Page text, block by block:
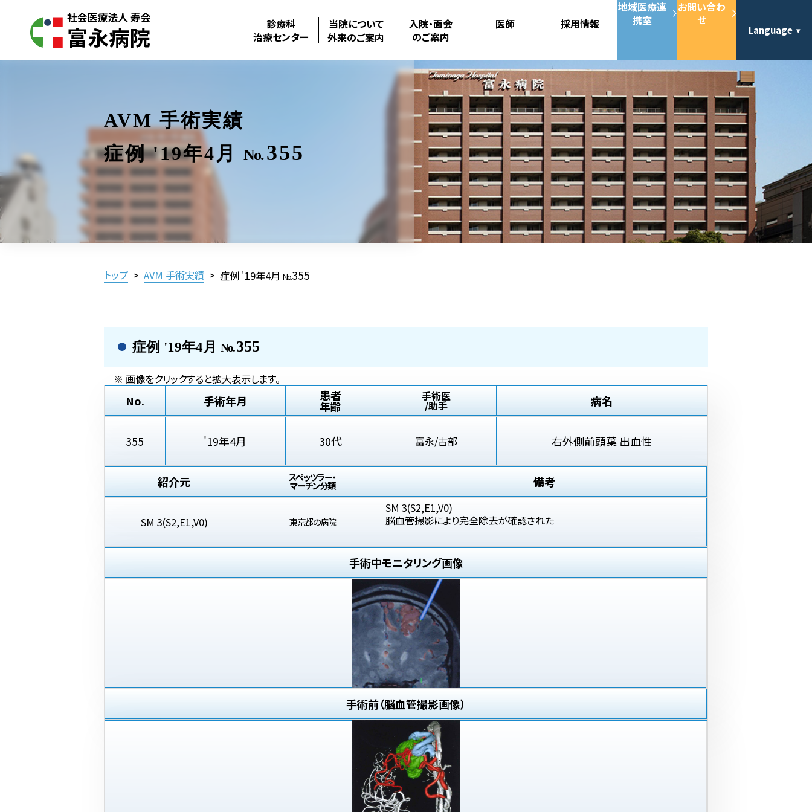
診療科
治療センター
当院について
外来のご案内
入院・面会
のご案内
医師 採用情報
地域医療連
携室
お問い合わ
せ
Language
AVM 手術実績
症例 '19年4月
No.355
トップ > AVM 手術実績 > 症例 '19年4月No.355
症例 '19年4月 No.355
※ 画像をクリックすると拡大表示します。
No. 手術年月 患者
年齢
手術医
/助手 病名
355 '19年4月 30代 富永/古部 右外側前頭葉 出血性
紹介元 スペッツラー・
マーチン分類 備考
SM 3(S2,E1,V0) 東京都の病院
SM 3(S2,E1,V0)
脳血管撮影により完全除去が確認された
手術中モニタリング画像
手術前（脳血管撮影画像）